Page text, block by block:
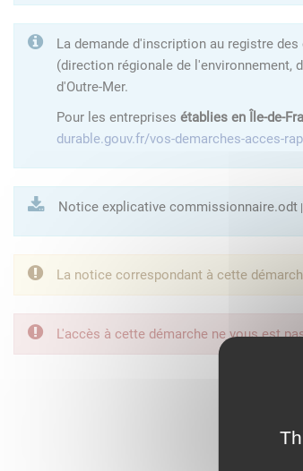
La demande d'inscription au registre
(direction régionale de l'environnement,
d'Outre-Mer.
Pour les entreprises établies en Île-de-
durable.gouv.fr/vos-demarches-acces-
Notice explicative commissionnaire.odt
La notice correspondant à cette
L'accès à cette démarche ne vous est